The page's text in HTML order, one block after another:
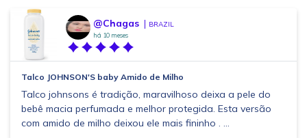
@Chagas BRAZIL
há 10 meses
Talco JOHNSON'S baby Amido de Milho
Talco johnsons é tradição, maravilhoso deixa a pele do
bebê macia perfumada e melhor protegida. Esta versão
com amido de milho deixou ele mais fininho . ...